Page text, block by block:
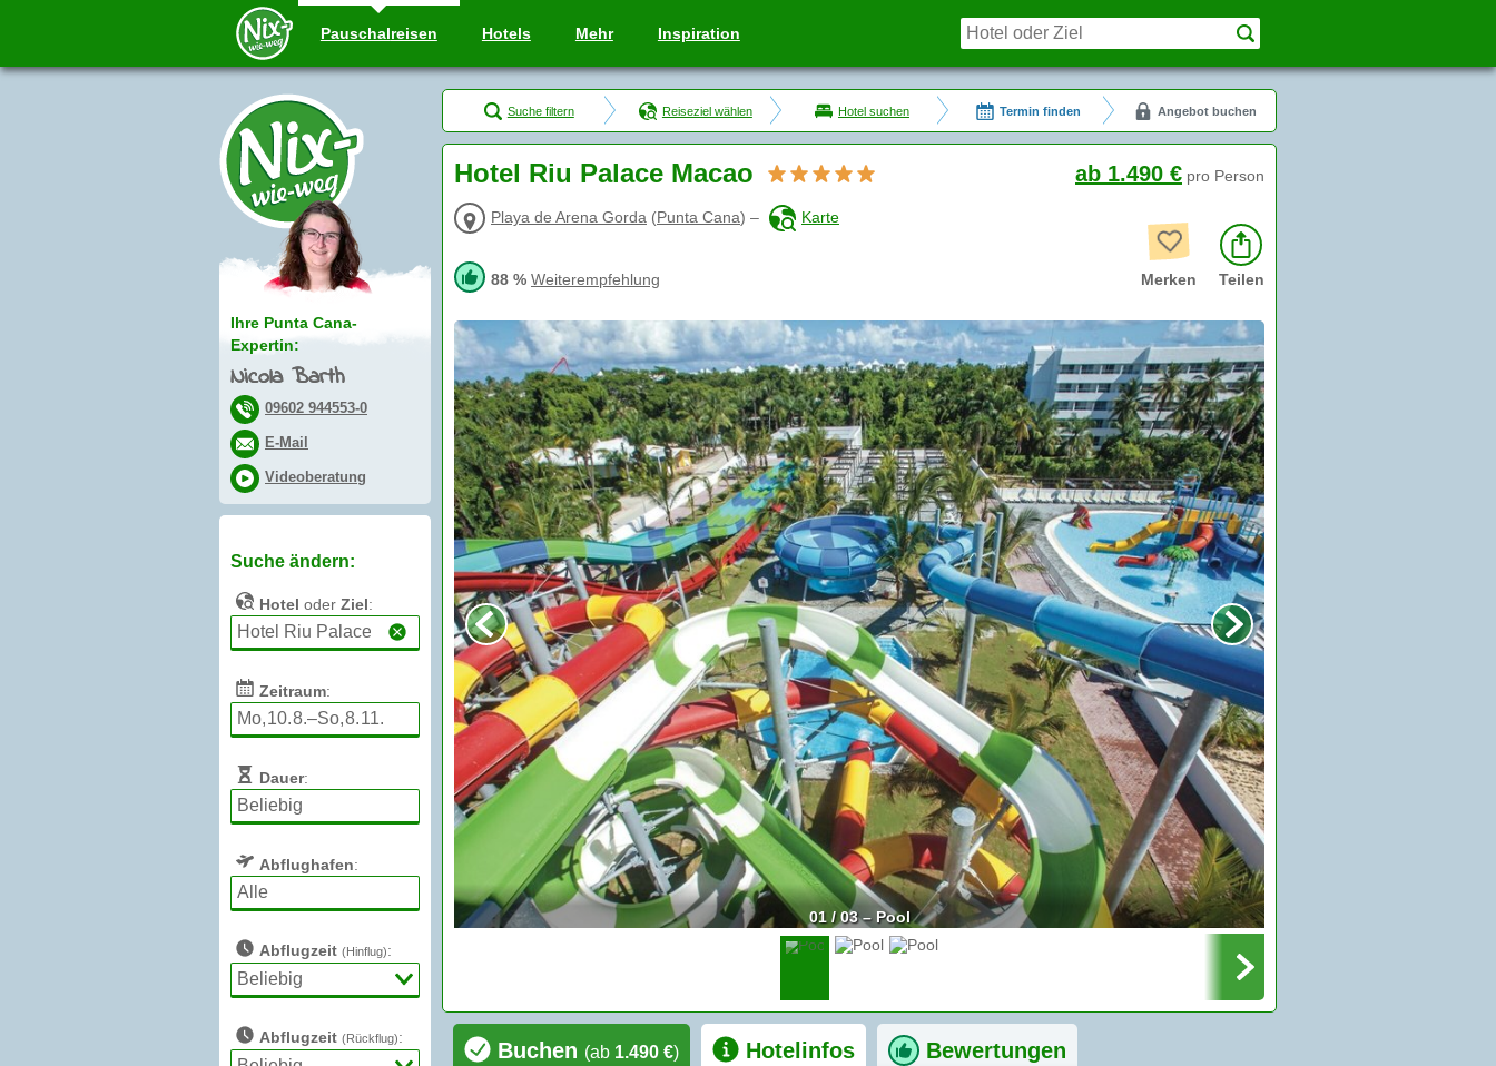
Pauschalreisen Hotels Mehr Inspiration
Ihre Punta Cana-
Expertin:
Nicola Barth
09602 944553-0
E-Mail
Videoberatung
Suche ändern:
Hotel oder Ziel:
Zeitraum:
Dauer:
Abflughafen:
Abflugzeit (Hinflug):
Abflugzeit (Rückflug):
Suche filtern Reiseziel wählen Hotel suchen Termin finden Angebot buchen
Hotel Riu Palace Macao
Playa de Arena Gorda (Punta Cana) – Karte
88 % Weiterempfehlung
ab 1.490 € pro Person
Merken Teilen
01 / 03 – Pool
Buchen (ab 1.490 €) Hotelinfos Bewertungen